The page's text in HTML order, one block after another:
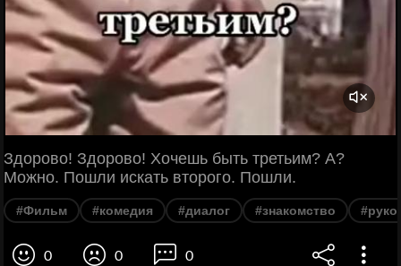
Здорово! Здорово! Хочешь быть третьим? А?
Можно. Пошли искать второго. Пошли.
#Фильм #комедия #диалог #знакомство
0 0 0